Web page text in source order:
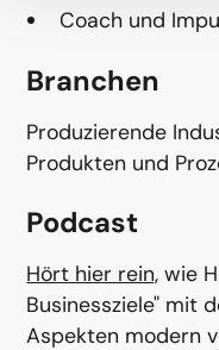
Coach und
Branchen
Produzierende
Produkten und
Podcast
Hört hier rein, wie
Businessziele" mit
Aspekten modern